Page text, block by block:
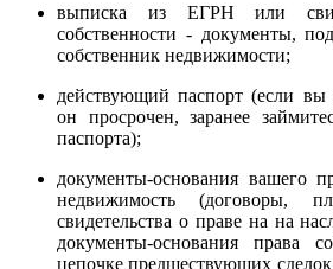
выписка из ЕГРН или
собственности - документы,
собственник недвижимости;
действующий паспорт (если вы
он просрочен, заранее
паспорта);
документы-основания вашего
недвижимость (договоры,
свидетельства о праве на на
документы-основания права
цепочке предшествующих